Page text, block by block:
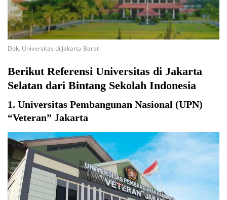
Dok. Universitas di Jakarta Barat
Berikut Referensi Universitas di Jakarta
Selatan dari Bintang Sekolah Indonesia
1. Universitas Pembangunan Nasional (UPN)
“Veteran” Jakarta